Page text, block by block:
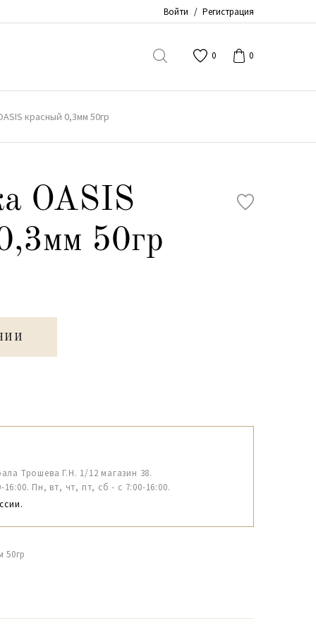
Войти / Регистрация
0 0
красный 0,3мм 50гр
OASIS
50гр
Трошева Г.Н. 1/12 магазин 38.
Пн, вт, чт, пт, сб - с 7:00-16:00.
50гр